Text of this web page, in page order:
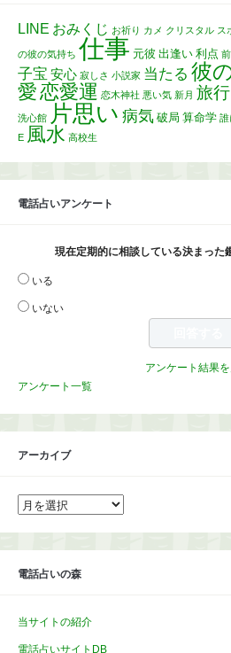
LINE おみくじ お祈り カメ クリスタル ス
の彼の気持ち 仕事 元彼 出逢い 利点
子宝 安心 寂しさ 小説家 当たる 彼
愛恋愛運 恋木神社 悪い気 新月 旅行
洗心館 片思い 病気 破局 算命学 誰
E 風水 高校生
電話占いアンケート
現在定期的に相談している決まった
いる
いない
アンケート結果
アンケート一覧
アーカイブ
ア
ー
イ
電話占いの森
当サイトの紹介
電話占いサイトDB